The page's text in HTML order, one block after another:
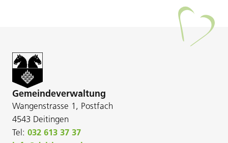
Gemeindeverwaltung
Wangenstrasse 1, Postfach
4543 Deitingen
Tel: 032 613 37 37